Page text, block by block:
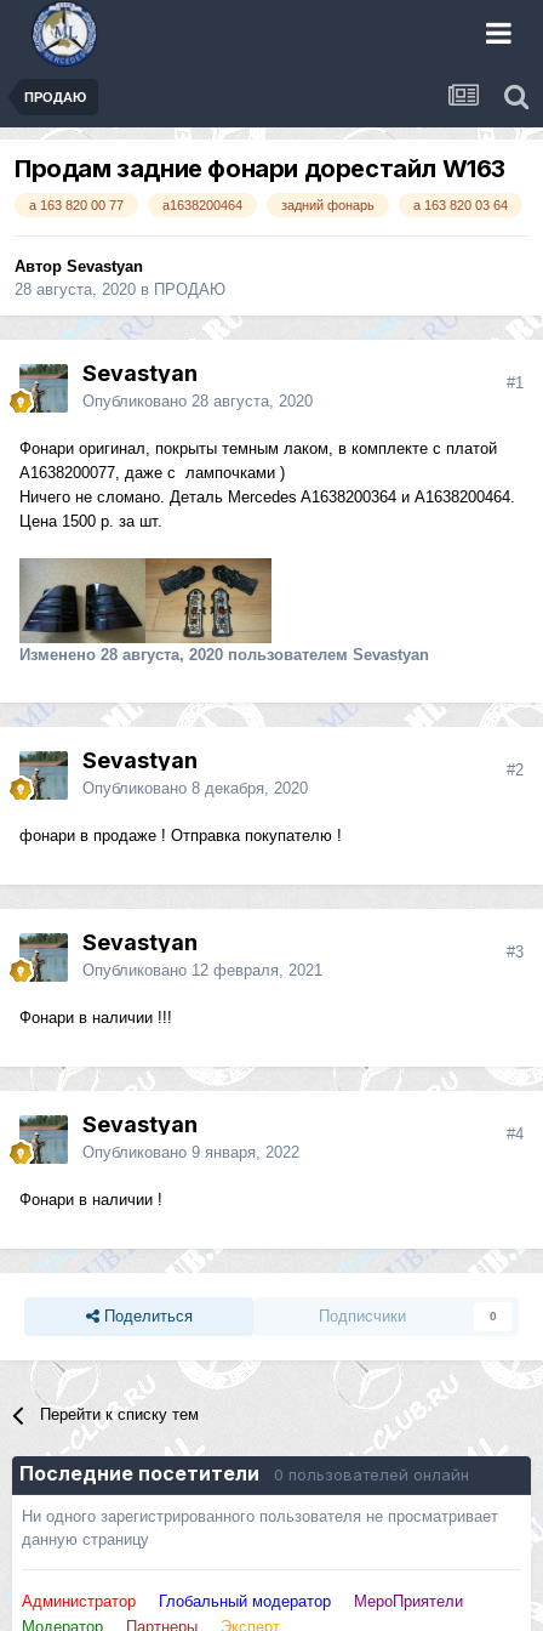
ПРОДАЮ
Продам задние фонари дорестайл W163
a 163 820 00 77 a1638200464 задний фонарь a 163 820 03 64
Автор Sevastyan
28 августа, 2020 в ПРОДАЮ
Sevastyan
Опубликовано 28 августа, 2020
#1
Фонари оригинал, покрыты темным лаком, в комплекте с платой
A1638200077, даже с лампочками )
Ничего не сломано. Деталь Mercedes A1638200364 и A1638200464.
Цена 1500 р. за шт.
Изменено 28 августа, 2020 пользователем Sevastyan
Sevastyan
Опубликовано 8 декабря, 2020
#2
фонари в продаже ! Отправка покупателю !
Sevastyan
Опубликовано 12 февраля, 2021
#3
Фонари в наличии !!!
Sevastyan
Опубликовано 9 января, 2022
#4
Фонари в наличии !
Поделиться Подписчики 0
Перейти к списку тем
Последние посетители 0 пользователей онлайн
Ни одного зарегистрированного пользователя не просматривает
данную страницу
Администратор Глобальный модератор
МероПриятели
Модератор
Партнеры Эксперт